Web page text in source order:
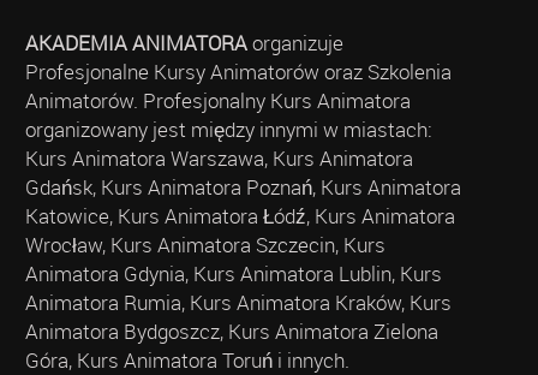
AKADEMIA ANIMATORAorganizuje
Profesjonalne Kursy Animatorów oraz Szkolenia
Animatorów. Profesjonalny Kurs Animatora
organizowany jest między innymi w miastach:
Kurs Animatora Warszawa, Kurs Animatora
Gdańsk, Kurs Animatora Poznań, Kurs Animatora
Katowice, Kurs Animatora Łódź, Kurs Animatora
Wrocław, Kurs Animatora Szczecin, Kurs
Animatora Gdynia, Kurs Animatora Lublin, Kurs
Animatora Rumia, Kurs Animatora Kraków, Kurs
Animatora Bydgoszcz, Kurs Animatora Zielona
Góra, Kurs Animatora Toruń i innych.